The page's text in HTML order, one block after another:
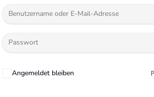
Angemeldet bleiben